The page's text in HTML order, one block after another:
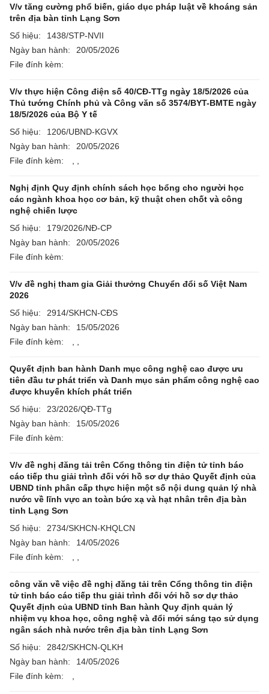
V/v tăng cường phổ biến, giáo dục pháp luật về khoáng sản
trên địa bàn tỉnh Lạng Sơn
Số hiệu:
1438/STP-NVII
Ngày ban hành:
20/05/2026
File đính kèm:
V/v thực hiện Công điện số 40/CĐ-TTg ngày 18/5/2026 của
Thủ tướng Chính phủ và Công văn số 3574/BYT-BMTE ngày
18/5/2026 của Bộ Y tế
Số hiệu:
1206/UBND-KGVX
Ngày ban hành:
20/05/2026
File đính kèm:
Nghị định Quy định chính sách học bổng cho người học
các ngành khoa học cơ bản, kỹ thuật chen chốt và công
nghệ chiến lược
Số hiệu:
179/2026/NĐ-CP
Ngày ban hành:
20/05/2026
File đính kèm:
V/v đề nghị tham gia Giải thưởng Chuyển đổi số Việt Nam
2026
Số hiệu:
2914/SKHCN-CĐS
Ngày ban hành:
15/05/2026
File đính kèm:
Quyết định ban hành Danh mục công nghệ cao được ưu
tiên đầu tư phát triển và Danh mục sản phẩm công nghệ cao
được khuyến khích phát triển
Số hiệu:
23/2026/QĐ-TTg
Ngày ban hành:
15/05/2026
File đính kèm:
V/v đề nghị đăng tải trên Cổng thông tin điện tử tỉnh báo
cáo tiếp thu giải trình đối với hồ sơ dự thảo Quyết định của
UBND tỉnh phân cấp thực hiện một số nội dung quản lý nhà
nước về lĩnh vực an toàn bức xạ và hạt nhân trên địa bàn
tỉnh Lạng Sơn
Số hiệu:
2734/SKHCN-KHQLCN
Ngày ban hành:
14/05/2026
File đính kèm:
công văn về việc đề nghị đăng tải trên Cổng thông tin điện
tử tỉnh báo cáo tiếp thu giải trình đối với hồ sơ dự thảo
Quyết định của UBND tỉnh Ban hành Quy định quản lý
nhiệm vụ khoa học, công nghệ và đổi mới sáng tạo sử dụng
ngân sách nhà nước trên địa bàn tỉnh Lạng Sơn
Số hiệu:
2842/SKHCN-QLKH
Ngày ban hành:
14/05/2026
File đính kèm: